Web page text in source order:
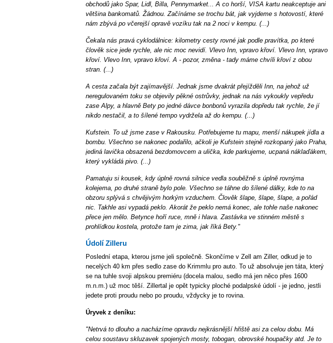
obchodů jako Spar, Lidl, Billa, Pennymarket... A co horší, VISA kartu neakceptuje ani
většina bankomatů. Žádnou. Začínáme se trochu bát, jak vyjdeme s hotovostí, které
nám zbývá po včerejší opravě vozíku tak na 2 noci v kempu. (...)
Čekala nás pravá cyklodálnice: kilometry cesty rovné jak podle pravítka, po které
člověk sice jede rychle, ale nic moc nevidí. Vlevo Inn, vpravo křoví. Vlevo Inn, vpravo
křoví. Vlevo Inn, vpravo křoví. A - pozor, změna - tady máme chvíli křoví z obou
stran. (...)
A cesta začala být zajímavější. Jednak jsme dvakrát přejížděli Inn, na jehož už
neregulovaném toku se objevily pěkné ostrůvky, jednak na nás vykoukly vepředu
zase Alpy, a hlavně Bety po jedné dávce bonbonů vyrazila dopředu tak rychle, že jí
nikdo nestačil, a to šílené tempo vydržela až do kempu. (...)
Kufstein. To už jsme zase v Rakousku. Potřebujeme tu mapu, menší nákupek jídla a
bombu. Všechno se nakonec podařilo, ačkoli je Kufstein stejně rozkopaný jako Praha,
jediná lavička obsazená bezdomovcem a ulička, kde parkujeme, ucpaná náklaďákem,
který vykládá pivo. (...)
Pamatuju si kousek, kdy úplně rovná silnice vedla souběžně s úplně rovnýma
kolejema, po druhé straně bylo pole. Všechno se táhne do šílené dálky, kde to na
obzoru splývá s chvějivým horkým vzduchem. Člověk šlape, šlape, šlape, a pořád
nic. Takhle asi vypadá peklo. Akorát že peklo nemá konec, ale tohle naše nakonec
přece jen mělo. Betynce hoří ruce, mně i hlava. Zastávka ve stinném městě s
prohlídkou kostela, protože tam je zima, jak říká Bety."
Údolí Zilleru
Poslední etapa, kterou jsme jeli společně. Skončíme v Zell am Ziller, odkud je to
necelých 40 km přes sedlo zase do Krimmlu pro auto. To už absolvuje jen táta, který
se na tuhle svoji alpskou premiéru (docela malou, sedlo má jen něco přes 1600
m.n.m.) už moc těší. Zillertal je opět typicky ploché podalpské údolí - je jedno, jestli
jedete proti proudu nebo po proudu, vždycky je to rovina.
Úryvek z deníku:
"Netrvá to dlouho a nacházíme opravdu nejkrásnější hřiště asi za celou dobu. Má
celou soustavu skluzavek spojených mosty, tobogan, obrovské houpačky atd. Je to